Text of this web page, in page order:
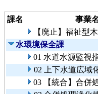
課名 事業名
【廃止】福祉型
水環境保全課
01 水道水源監視
02 上下水道広域
03 【統合】合併